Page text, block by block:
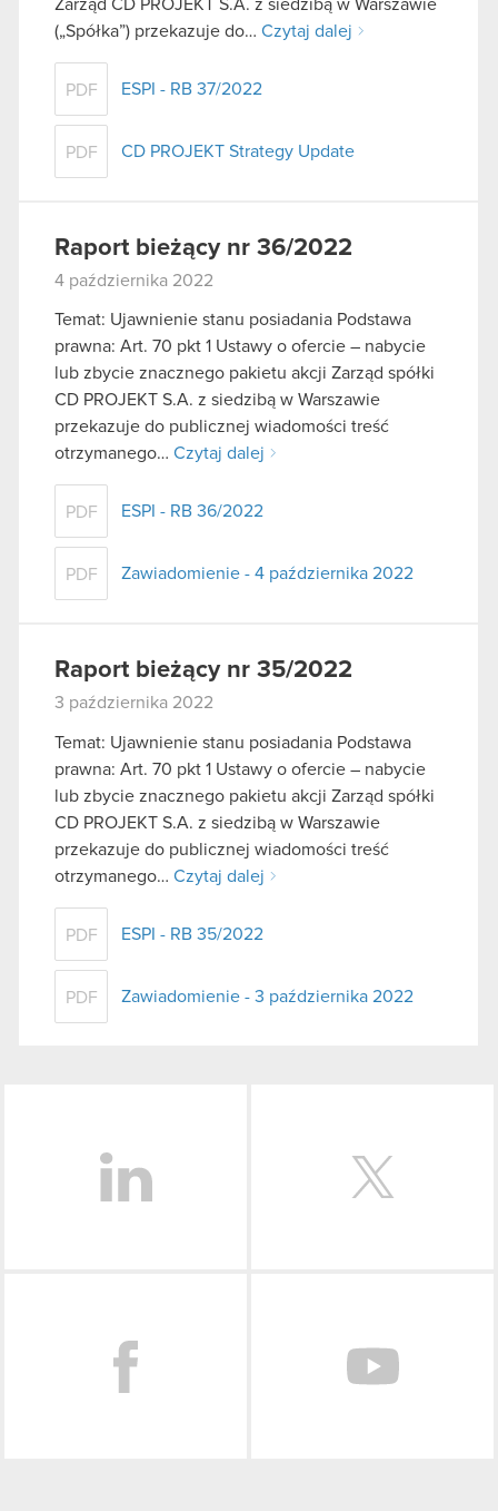
Zarząd CD PROJEKT S.A. z siedzibą w Warszawie
(„Spółka”) przekazuje do… Czytaj dalej
PDF ESPI - RB 37/2022
PDF CD PROJEKT Strategy Update
Raport bieżący nr 36/2022
4 października 2022
Temat: Ujawnienie stanu posiadania Podstawa
prawna: Art. 70 pkt 1 Ustawy o ofercie – nabycie
lub zbycie znacznego pakietu akcji Zarząd spółki
CD PROJEKT S.A. z siedzibą w Warszawie
przekazuje do publicznej wiadomości treść
otrzymanego… Czytaj dalej
PDF ESPI - RB 36/2022
PDF Zawiadomienie - 4 października 2022
Raport bieżący nr 35/2022
3 października 2022
Temat: Ujawnienie stanu posiadania Podstawa
prawna: Art. 70 pkt 1 Ustawy o ofercie – nabycie
lub zbycie znacznego pakietu akcji Zarząd spółki
CD PROJEKT S.A. z siedzibą w Warszawie
przekazuje do publicznej wiadomości treść
otrzymanego… Czytaj dalej
PDF ESPI - RB 35/2022
PDF Zawiadomienie - 3 października 2022